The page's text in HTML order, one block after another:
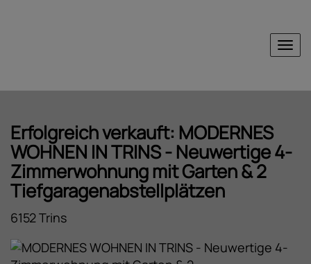
Erfolgreich verkauft: MODERNES
WOHNEN IN TRINS - Neuwertige 4-
Zimmerwohnung mit Garten & 2
Tiefgaragenabstellplätzen
6152 Trins